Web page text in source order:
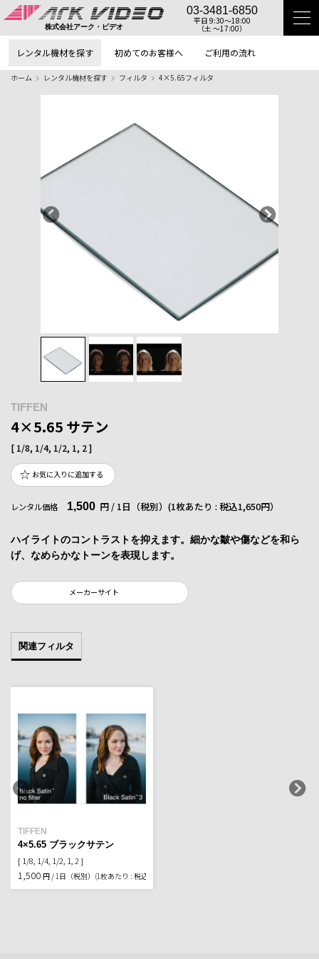
株式会社アーク・ビデオ
03-3481-6850
平日 9:30〜18:00
（土 〜17:00）
レンタル機材を探す 初めてのお客様へ ご利用の流れ
ホーム レンタル機材を探す フィルタ 4×5.65フィルタ
TIFFEN
4×5.65 サテン
[ 1/8, 1/4, 1/2, 1, 2 ]
お気に入りに追加する
レンタル価格 1,500 円 / 1日（税別） (1枚あたり : 税込1,650円）
ハイライトのコントラストを抑えます。細かな皺や傷などを和ら
げ、なめらかなトーンを表現します。
メーカーサイト
関連フィルタ
TIFFEN
4×5.65 ブラックサテン
[ 1/8, 1/4, 1/2, 1, 2 ]
1,500 円 / 1日（税別） (1枚あたり : 税込1,650円）